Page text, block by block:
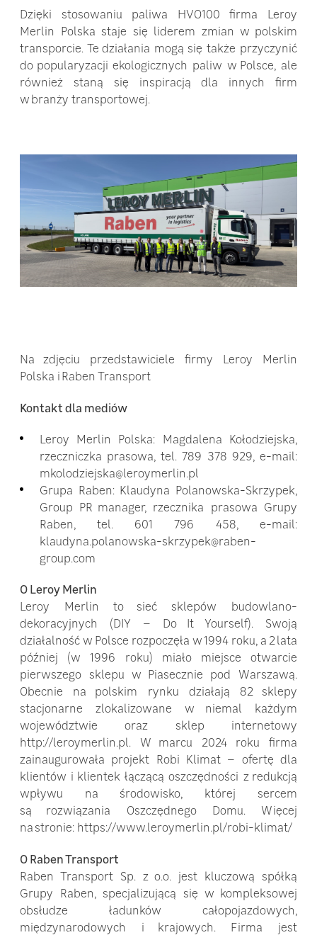
Dzięki stosowaniu paliwa HVO100 firma Leroy
Merlin Polska staje się liderem zmian w polskim
transporcie. Te działania mogą się także przyczynić
do popularyzacji ekologicznych paliw w Polsce, ale
również staną się inspiracją dla innych firm
w branży transportowej.
Na zdjęciu przedstawiciele firmy Leroy Merlin
Polska i Raben Transport
Kontakt dla mediów
Leroy Merlin Polska: Magdalena Kołodziejska,
rzeczniczka prasowa, tel. 789 378 929, e-mail:
mkolodziejska@leroymerlin.pl
Grupa Raben: Klaudyna Polanowska-Skrzypek,
Group PR manager, rzecznika prasowa Grupy
Raben, tel. 601 796 458, e-mail:
klaudyna.polanowska-skrzypek@raben-
group.com
O Leroy Merlin
Leroy Merlin to sieć sklepów budowlano-
dekoracyjnych (DIY – Do It Yourself). Swoją
działalność w Polsce rozpoczęła w 1994 roku, a 2 lata
później (w 1996 roku) miało miejsce otwarcie
pierwszego sklepu w Piasecznie pod Warszawą.
Obecnie na polskim rynku działają 82 sklepy
stacjonarne zlokalizowane w niemal każdym
województwie oraz sklep internetowy
http://leroymerlin.pl. W marcu 2024 roku firma
zainaugurowała projekt Robi Klimat – ofertę dla
klientów i klientek łączącą oszczędności z redukcją
wpływu na środowisko, której sercem
są rozwiązania Oszczędnego Domu. Więcej
na stronie: https://www.leroymerlin.pl/robi-klimat/
O Raben Transport
Raben Transport Sp. z o.o. jest kluczową spółką
Grupy Raben, specjalizującą się w kompleksowej
obsłudze ładunków całopojazdowych,
międzynarodowych i krajowych. Firma jest